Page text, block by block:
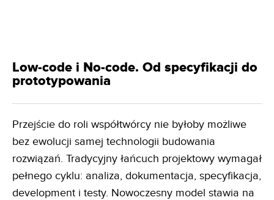
Low-code i No-code. Od specyfikacji do
prototypowania
Przejście do roli współtwórcy nie byłoby możliwe
bez ewolucji samej technologii budowania
rozwiązań. Tradycyjny łańcuch projektowy wymagał
pełnego cyklu: analiza, dokumentacja, specyfikacja,
development i testy. Nowoczesny model stawia na